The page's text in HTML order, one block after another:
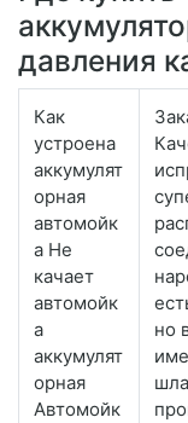
давления
Как
устроена
аккумулят
орная
автомойк
а Не
качает
автомойк
а
аккумулят
орная
Автомойк
но